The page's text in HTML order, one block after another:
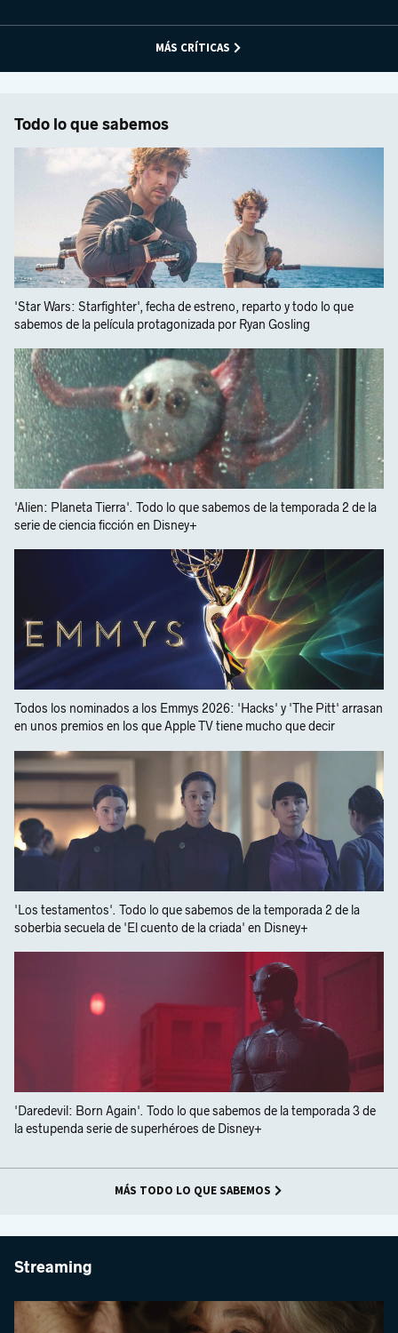
MÁS CRÍTICAS
Todo lo que sabemos
'Star Wars: Starfighter', fecha de estreno, reparto y todo lo que
sabemos de la película protagonizada por Ryan Gosling
'Alien: Planeta Tierra'. Todo lo que sabemos de la temporada 2 de la
serie de ciencia ficción en Disney+
Todos los nominados a los Emmys 2026: 'Hacks' y 'The Pitt' arrasan
en unos premios en los que Apple TV tiene mucho que decir
'Los testamentos'. Todo lo que sabemos de la temporada 2 de la
soberbia secuela de 'El cuento de la criada' en Disney+
'Daredevil: Born Again'. Todo lo que sabemos de la temporada 3 de
la estupenda serie de superhéroes de Disney+
MÁS TODO LO QUE SABEMOS
Streaming